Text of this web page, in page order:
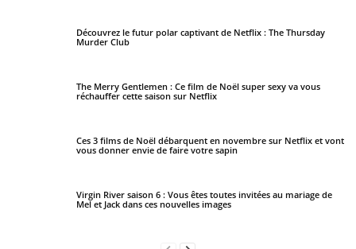
Découvrez le futur polar captivant de Netflix : The Thursday
Murder Club
The Merry Gentlemen : Ce film de Noël super sexy va vous
réchauffer cette saison sur Netflix
Ces 3 films de Noël débarquent en novembre sur Netflix et vont
vous donner envie de faire votre sapin
Virgin River saison 6 : Vous êtes toutes invitées au mariage de
Mel et Jack dans ces nouvelles images